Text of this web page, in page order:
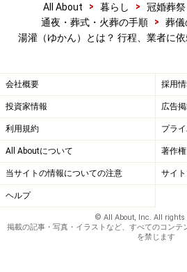
湯灌はどこで行うの？
で、じゅうたんや畳の上にも置
す。もちろん水浸しになることは
会い人の数人が着席できれば、
す。
マンションでも低層階（ホース
ので、葬儀社や湯灌専門業者に相
Q：
湯灌の時、故人は肌を露出しなけ
All About > 暮らし > 冠婚葬祭
通夜・葬式・火葬の手順
> 葬儀
湯灌（ゆかん）とは？ 行程、業者に
会社概要 採用
投資家情報 広告
利用規約 プラ
All Aboutについて 著作
当サイトの情報についての注意 サイ
ヘルプ
© All About, Inc. All rights
掲載の記事・写真・イラストなど、すべてのコンテ
を禁じます